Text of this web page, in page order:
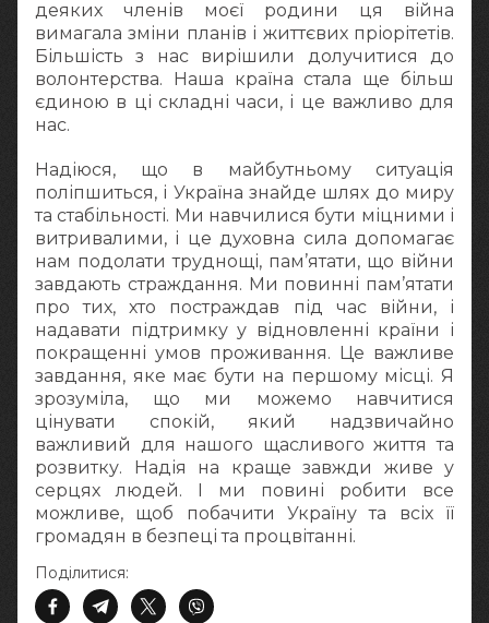
деяких членів моєї родини ця війна
вимагала зміни планів і життєвих пріорітетів.
Більшість з нас вирішили долучитися до
волонтерства. Наша країна стала ще більш
єдиною в ці складні часи, і це важливо для
нас.
Надіюся, що в майбутньому ситуація
поліпшиться, і Україна знайде шлях до миру
та стабільності. Ми навчилися бути міцними і
витривалими, і це духовна сила допомагає
нам подолати труднощі, пам’ятати, що війни
завдають страждання. Ми повинні пам’ятати
про тих, хто постраждав під час війни, і
надавати підтримку у відновленні країни і
покращенні умов проживання. Це важливе
завдання, яке має бути на першому місці. Я
зрозуміла, що ми можемо навчитися
цінувати спокій, який надзвичайно
важливий для нашого щасливого життя та
розвитку. Надія на краще завжди живе у
серцях людей. І ми повині робити все
можливе, щоб побачити Україну та всіх її
громадян в безпеці та процвітанні.
Поділитися: